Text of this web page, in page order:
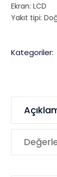
Ekran: LCD
Yakıt tipi:
Kategoriler: